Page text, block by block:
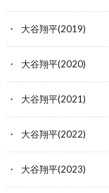
大谷翔平(2019)
大谷翔平(2020)
大谷翔平(2021)
大谷翔平(2022)
大谷翔平(2023)